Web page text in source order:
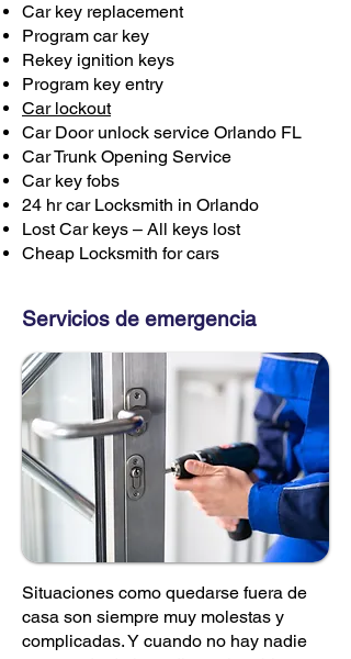
Car key replacement
Program car key
Rekey ignition keys
Program key entry
Car lockout
Car Door unlock service Orlando FL
Car Trunk Opening Service
Car key fobs
24 hr car Locksmith in Orlando
Lost Car keys – All keys lost
Cheap Locksmith for cars
Servicios de emergencia
Situaciones como quedarse fuera de
casa son siempre muy molestas y
complicadas. Y cuando no hay nadie